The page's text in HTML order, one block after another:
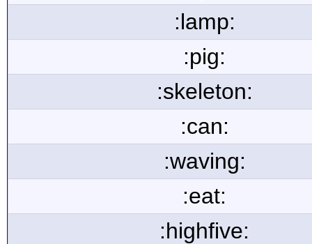
:lamp:
:pig:
:skeleton:
:can:
:waving:
:eat:
:highfive: